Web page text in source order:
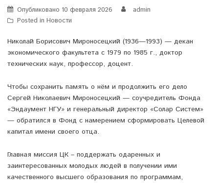
Опубликовано 10 февраля 2026
admin
Posted in Новости
Николай Борисович Мироносецкий (1936—1993) — декан
экономического факультета с 1979 по 1985 г., доктор
технических наук, профессор, доцент.
Чтобы сохранить память о нём и продолжить его дело
Сергей Николаевич Мироносецкий — соучредитель Фонда
«Эндаумент НГУ» и генеральный директор «Солар Систем»
— обратился в Фонд с намерением сформировать Целевой
капитал имени своего отца.
Главная миссия ЦК – поддержать одаренных и
заинтересованных молодых людей в получении ими
качественного высшего образования по программам,